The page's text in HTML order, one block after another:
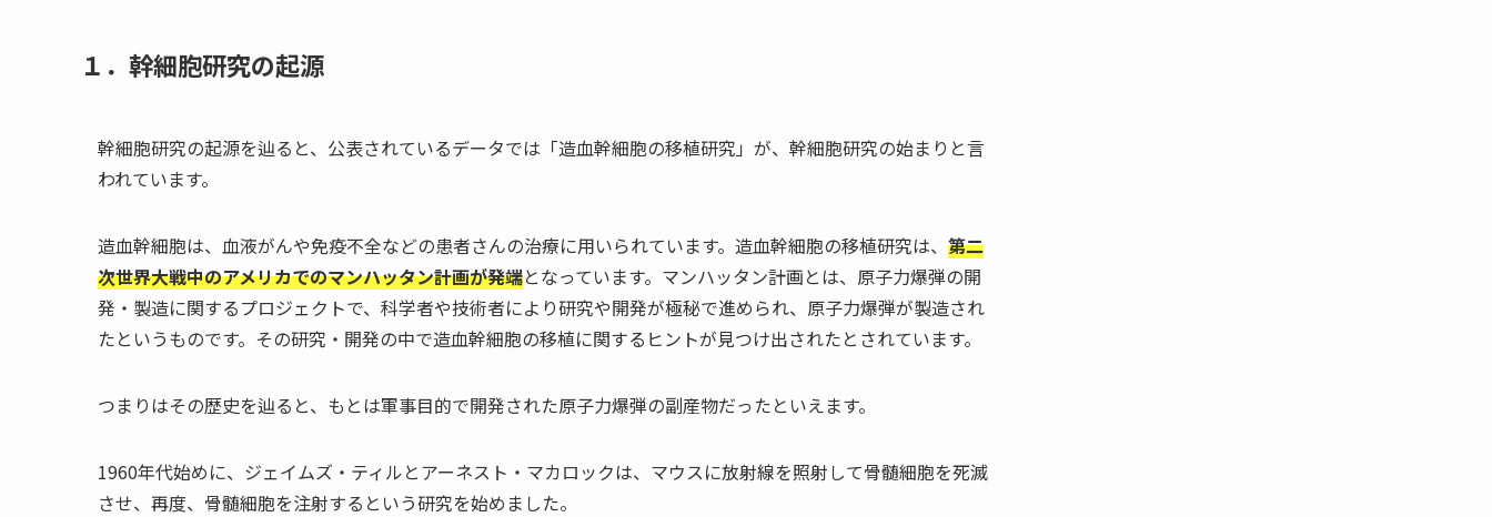
１．幹細胞研究の起源
幹細胞研究の起源を辿ると、公表されているデータでは「造血幹細胞の移植研究」が、幹細胞研究の始まりと言
われています。
造血幹細胞は、血液がんや免疫不全などの患者さんの治療に用いられています。造血幹細胞の移植研究は、 第二
次世界大戦中のアメリカでのマンハッタン計画が発端となっています。マンハッタン計画とは、原子力爆弾の開
発・製造に関するプロジェクトで、科学者や技術者により研究や開発が極秘で進められ、原子力爆弾が製造され
たというものです。その研究・開発の中で造血幹細胞の移植に関するヒントが見つけ出されたとされています。
つまりはその歴史を辿ると、もとは軍事目的で開発された原子力爆弾の副産物だったといえます。
1960年代始めに、ジェイムズ・ティルとアーネスト・マカロックは、マウスに放射線を照射して骨髄細胞を死滅
させ、再度、骨髄細胞を注射するという研究を始めました。